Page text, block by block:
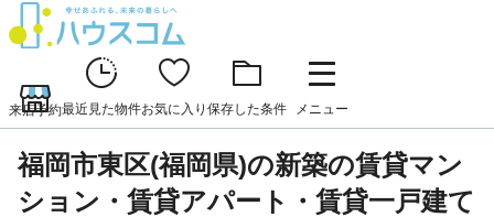
来店予約最近見た物件お気に入り 保存した条件 メニュー
福岡市東区(福岡県)の新築の賃貸マン
ション・賃貸アパート・賃貸一戸建て